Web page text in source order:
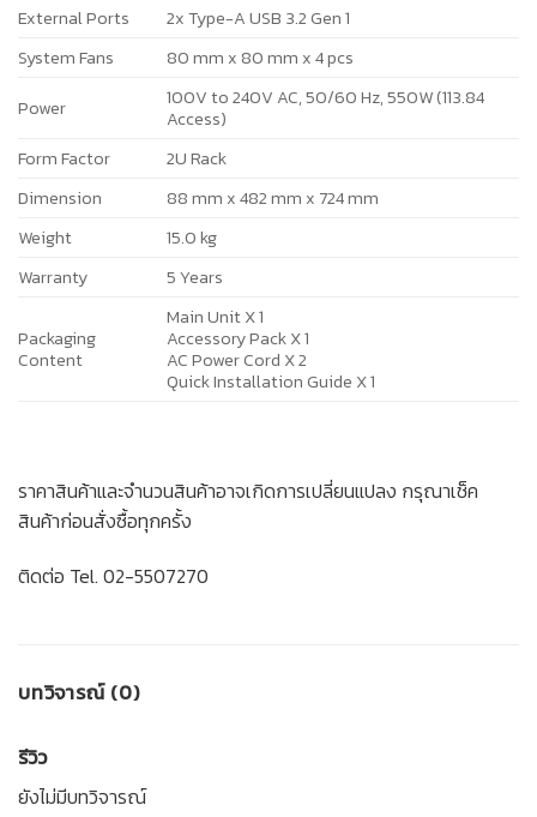
External Ports
2x Type-A USB 3.2 Gen 1
System Fans
80 mm x 80 mm x 4 pcs
Power
100V to 240V AC, 50/60 Hz, 550W (113.84
Access)
Form Factor
2U Rack
Dimension
88 mm x 482 mm x 724 mm
Weight
15.0 kg
Warranty
5 Years
Packaging
Content
Main Unit X 1
Accessory Pack X 1
AC Power Cord X 2
Quick Installation Guide X 1
ราคาสินค้าและจำนวนสินค้าอาจเกิดการเปลี่ยนแปลง กรุณาเช็ค
สินค้าก่อนสั่งซื้อทุกครั้ง
ติดต่อ Tel. 02-5507270
บทวิจารณ์ (0)
รีวิว
ยังไม่มีบทวิจารณ์